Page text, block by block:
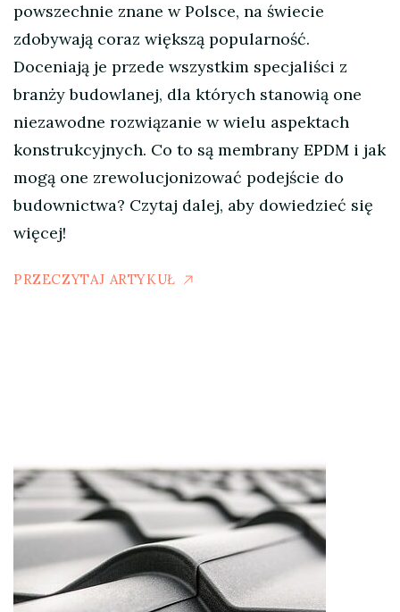
powszechnie znane w Polsce, na świecie
zdobywają coraz większą popularność.
Doceniają je przede wszystkim specjaliści z
branży budowlanej, dla których stanowią one
niezawodne rozwiązanie w wielu aspektach
konstrukcyjnych. Co to są membrany EPDM i jak
mogą one zrewolucjonizować podejście do
budownictwa? Czytaj dalej, aby dowiedzieć się
więcej!
PRZECZYTAJ ARTYKUŁ